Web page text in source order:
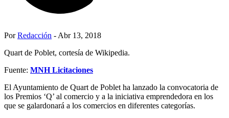
PorRedacción - Abr 13, 2018
Quart de Poblet, cortesía de Wikipedia.
Fuente: MNH Licitaciones
El Ayuntamiento de Quart de Poblet ha lanzado la convocatoria de
los Premios ‘Q’ al comercio y a la iniciativa emprendedora en los
que se galardonará a los comercios en diferentes categorías.